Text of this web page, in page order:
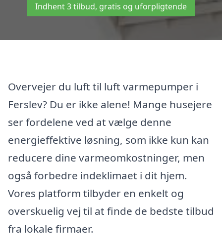
Indhent 3 tilbud, gratis og uforpligtende
Overvejer du luft til luft varmepumper i
Ferslev? Du er ikke alene! Mange husejere
ser fordelene ved at vælge denne
energieffektive løsning, som ikke kun kan
reducere dine varmeomkostninger, men
også forbedre indeklimaet i dit hjem.
Vores platform tilbyder en enkelt og
overskuelig vej til at finde de bedste tilbud
fra lokale firmaer.